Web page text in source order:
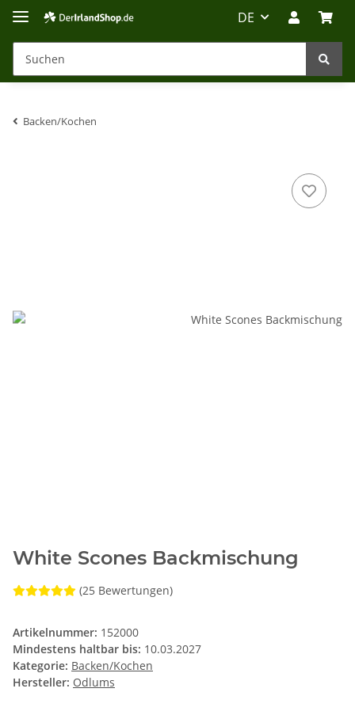
DE
Backen/Kochen
White Scones Backmischung
(25 Bewertungen)
Artikelnummer: 152000
Mindestens haltbar bis: 10.03.2027
Kategorie: Backen/Kochen
Hersteller: Odlums